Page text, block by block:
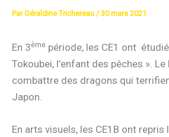
ParGéraldine Trichereau /30 mars 2021
En 3ème période, les CE1 ont
Tokoubei, l’enfant des pêches ».
combattre des dragons qui
Japon.
En arts visuels, les CE1B ont repris